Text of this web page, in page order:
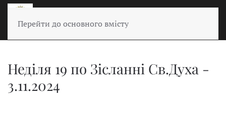
Перейти до основного вмісту
Неділя 19 по Зісланні Св.Духа -
3.11.2024